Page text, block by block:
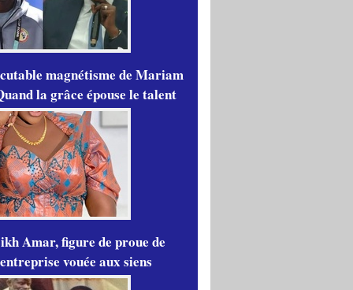
magnétisme de Mariam
la grâce épouse le talent
Amar, figure de proue de
vouée aux siens